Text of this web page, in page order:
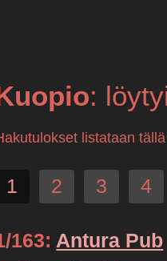
:
listataan
1 2 3 4
163: Antura Pub